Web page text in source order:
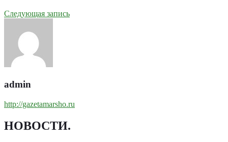
Следующая запись
admin
http://gazetamarsho.ru
НОВОСТИ.